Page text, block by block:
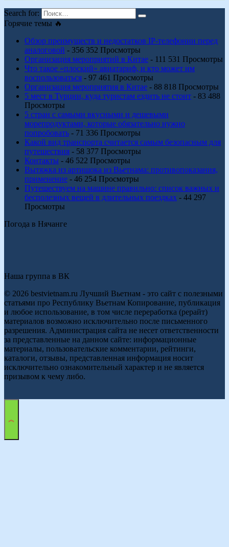
Search for:
Горячие темы 🔥
Обзор преимуществ и недостатков IP-телефонии перед
аналоговой - 356 352 Просмотры
Организация мероприятий в Китае - 111 531 Просмотры
Что такое «плоский» авиатариф, и кто может им
воспользоваться - 97 461 Просмотры
Организация мероприятия в Китае - 88 818 Просмотры
5 мест в Турции, куда туристам ездить не стоит - 83 488
Просмотры
5 стран с самыми вкусными и дешевыми
морепродуктами, которые обязательно нужно
попробовать - 71 336 Просмотры
Какой вид транспорта считается самым безопасным для
путешествия - 58 377 Просмотры
Контакты - 46 522 Просмотры
Вытяжка из артишока из Вьетнама: противопоказания,
применение - 46 254 Просмотры
Путешествуем на машине правильно: список важных и
бесполезных вещей в длительных поездках - 44 297
Просмотры
Погода в Нячанге
Наша группа в ВК
© 2026 bestvietnam.ru Лучший Вьетнам - это сайт с полезными
статьями про Республику Вьетнам Копирование, публикация
и любое использование, в том числе переработка (рерайт)
материалов возможно исключительно после письменного
разрешения. Администрация сайта не несет ответственности
за представленные на данном сайте: информационные
материалы, пользовательские комментарии, рейтинги,
каталоги, отзывы, представленная информация носит
исключительно ознакомительный характер и не является
призывом к чему либо.